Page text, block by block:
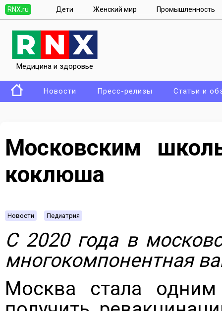
RNX.ru Дети Женский мир Промышленность
Медицина и здоровье
Новости Пресс-релизы Статьи и
Московским
коклюша
Новости Педиатрия
С 2020 года в
многокомпонентная
Москва стала